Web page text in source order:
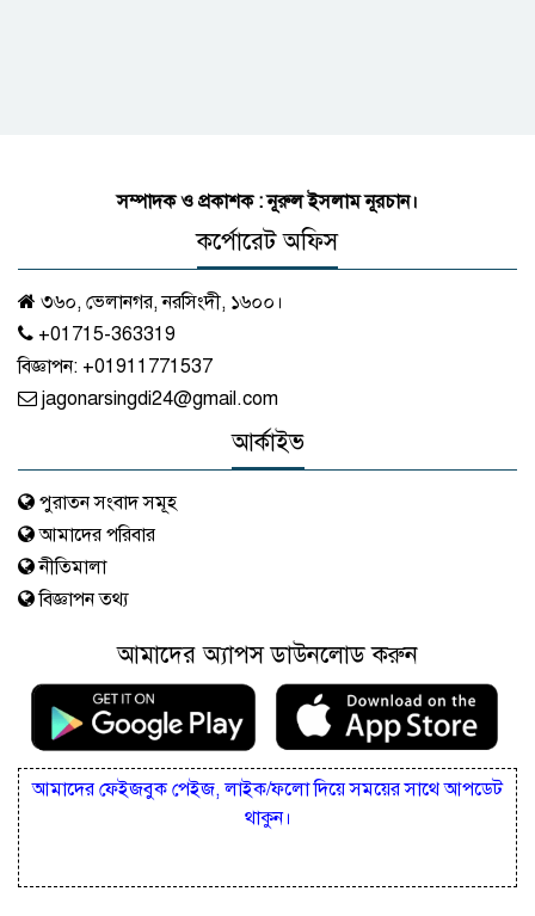
সম্পাদক ও প্রকাশক : নূরুল ইসলাম নূরচান।
কর্পোরেট অফিস
৩৬০, ভেলানগর, নরসিংদী, ১৬০০।
+01715-363319
বিজ্ঞাপন: +01911771537
jagonarsingdi24@gmail.com
আর্কাইভ
পুরাতন সংবাদ সমূহ
আমাদের পরিবার
নীতিমালা
বিজ্ঞাপন তথ্য
আমাদের অ্যাপস ডাউনলোড করুন
আমাদের ফেইজবুক পেইজ, লাইক/ফলো দিয়ে সময়ের সাথে আপডেট
থাকুন।